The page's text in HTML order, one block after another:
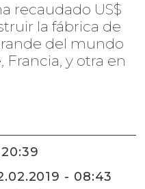
recaudado US$
la fábrica de
del mundo
y otra en
20:39
- 08:43